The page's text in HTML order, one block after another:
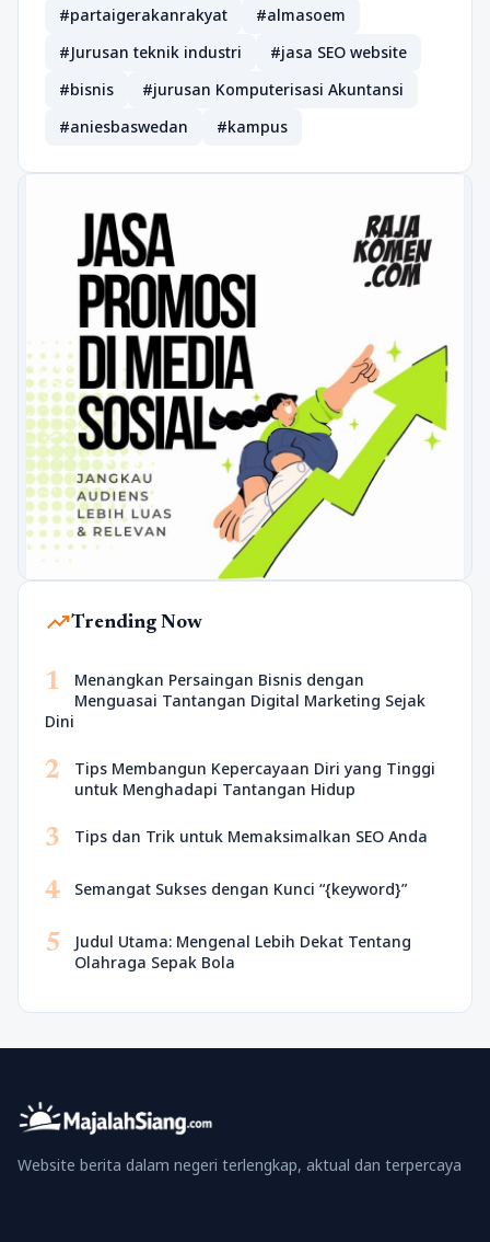
#partaigerakanrakyat
#almasoem
#Jurusan teknik industri
#jasa SEO website
#bisnis
#jurusan Komputerisasi Akuntansi
#aniesbaswedan
#kampus
trending_upTrending Now
1
Menangkan Persaingan Bisnis dengan
Menguasai Tantangan Digital Marketing Sejak
Dini
2
Tips Membangun Kepercayaan Diri yang Tinggi
untuk Menghadapi Tantangan Hidup
3 Tips dan Trik untuk Memaksimalkan SEO Anda
4 Semangat Sukses dengan Kunci “{keyword}”
5
Judul Utama: Mengenal Lebih Dekat Tentang
Olahraga Sepak Bola
Website berita dalam negeri terlengkap, aktual dan terpercaya